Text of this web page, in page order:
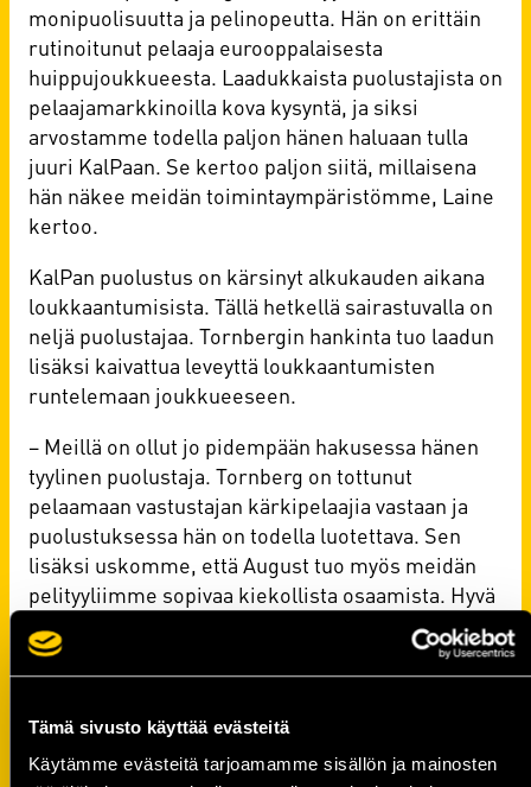
Tämä sivusto käyttää evästeitä
Käytämme evästeitä tarjoamamme sisällön ja mainosten
monipuolisuutta ja pelinopeutta. Hän on erittäin
rutinoitunut pelaaja eurooppalaisesta
huippujoukkueesta. Laadukkaista puolustajista on
pelaajamarkkinoilla kova kysyntä, ja siksi
arvostamme todella paljon hänen haluaan tulla
juuri KalPaan. Se kertoo paljon siitä, millaisena
hän näkee meidän toimintaympäristömme, Laine
kertoo.
KalPan puolustus on kärsinyt alkukauden aikana
loukkaantumisista. Tällä hetkellä sairastuvalla on
neljä puolustajaa. Tornbergin hankinta tuo laadun
lisäksi kaivattua leveyttä loukkaantumisten
runtelemaan joukkueeseen.
– Meillä on ollut jo pidempään hakusessa hänen
tyylinen puolustaja. Tornberg on tottunut
pelaamaan vastustajan kärkipelaajia vastaan ja
puolustuksessa hän on todella luotettava. Sen
lisäksi uskomme, että August tuo myös meidän
pelityyliimme sopivaa kiekollista osaamista. Hyvä
että pääsimme sopimukseen nyt, kun
puolustuksessamme on vielä poissaoloja
loukkaantumisten vuoksi, Laine jatkaa.
Färjestadissa joukkue on pelannut hyvin erilaista
jääkiekkoa KalPaan nähden. Uuteen pelitapaan